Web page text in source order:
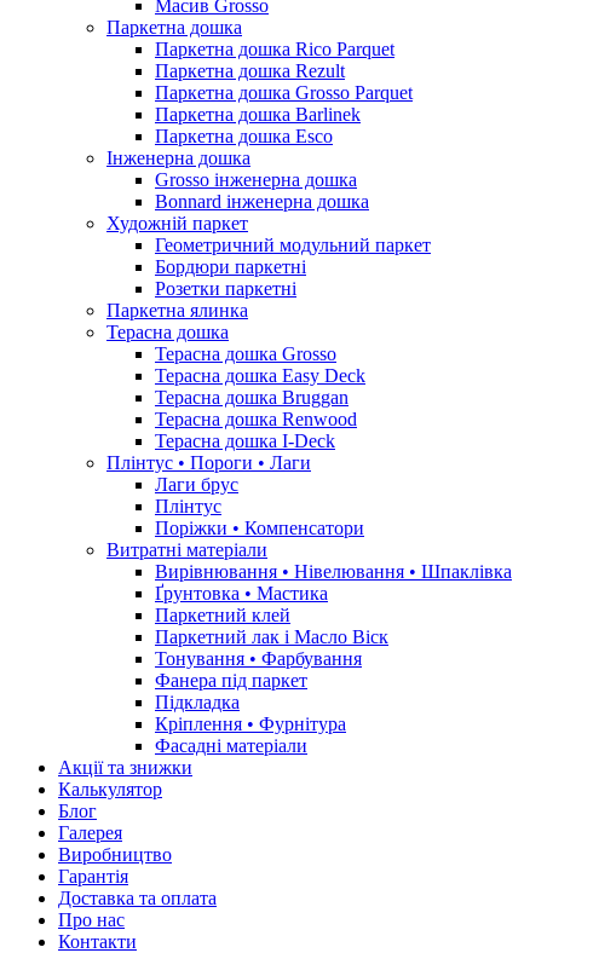
Масив Grosso
Паркетна дошка
Паркетна дошка Rico Parquet
Паркетна дошка Rezult
Паркетна дошка Grosso Parquet
Паркетна дошка Barlinek
Паркетна дошка Esco
Інженерна дошка
Grosso інженерна дошка
Bonnard інженерна дошка
Художній паркет
Геометричний модульний паркет
Бордюри паркетні
Розетки паркетні
Паркетна ялинка
Терасна дошка
Терасна дошка Grosso
Терасна дошка Easy Deck
Терасна дошка Bruggan
Терасна дошка Renwood
Терасна дошка I-Deck
Плінтус • Пороги • Лаги
Лаги брус
Плінтус
Поріжки • Компенсатори
Витратні матеріали
Вирівнювання • Нівелювання • Шпаклівка
Ґрунтовкa • Мастика
Паркетний клей
Паркетний лак і Масло Віск
Тонування • Фарбування
Фанера під паркет
Підкладка
Кріплення • Фурнітура
Фасадні матеріали
Акції та знижки
Калькулятор
Блог
Галерея
Виробництво
Гарантія
Доставка та оплата
Про нас
Контакти